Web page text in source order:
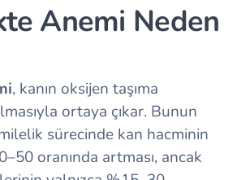
Anemi Neden
, kanın oksijen taşıma
ortaya çıkar. Bunun
sürecinde kan hacminin
oranında artması, ancak